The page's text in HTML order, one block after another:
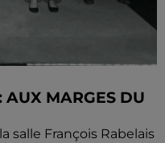
AUX MARGES DU
salle François Rabelais